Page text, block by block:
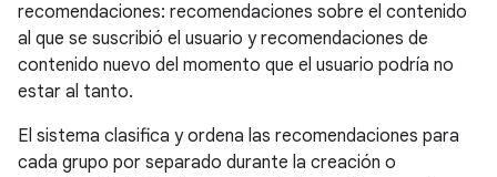
recomendaciones: recomendaciones sobre el contenido
al que se suscribió el usuario y recomendaciones de
contenido nuevo del momento que el usuario podría no
estar al tanto.
El sistema clasifica y ordena las recomendaciones para
cada grupo por separado durante la creación o